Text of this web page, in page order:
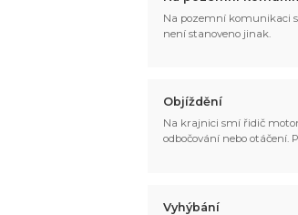
Na pozemní komunikaci
není stanoveno jinak.
Objíždění
Na krajnici smí řidič
odbočování nebo
Vyhýbání